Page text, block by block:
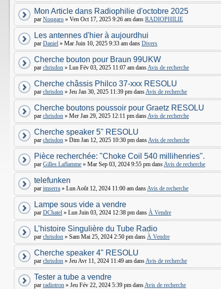
Mon Article dans Radiophilie d'octobre 2025
par Nougaro » Ven Oct 17, 2025 9:26 am dans RADIOPHILIE
Les antennes d'hier à aujourdhui
par Daniel » Mar Juin 10, 2025 9:33 am dans Divers
Cherche bouton pour Braun 99UKW
par chrisdon » Lun Fév 03, 2025 11:07 am dansAvis de recherche
Cherche châssis Philco 37-xxx RESOLU
par chrisdon » Jeu Jan 30, 2025 11:39 pm dansAvis de recherche
Cherche boutons poussoir pour Graetz RESOLU
par chrisdon » Mer Jan 29, 2025 12:11 pm dansAvis de recherche
Cherche speaker 5" RESOLU
par chrisdon » Dim Jan 12, 2025 10:30 pm dansAvis de recherche
Pièce recherchée: "Choke Coil 540 millihenries".
par Gilles Laflamme » Mar Sep 03, 2024 9:55 pm dansAvis de recherche
telefunken
par jmserra » Lun Août 12, 2024 11:00 am dansAvis de recherche
Lampe sous vide a vendre
par DChatel » Lun Juin 03, 2024 12:38 pm dans À Vendre
L’histoire Singulière du Tube Radio
par chrisdon » Sam Mai 25, 2024 2:50 pm dans À Vendre
Cherche speaker 4" RESOLU
par chrisdon » Jeu Avr 11, 2024 11:49 am dansAvis de recherche
Tester a tube a vendre
par radiotron » Jeu Fév 22, 2024 5:39 pm dansAvis de recherche